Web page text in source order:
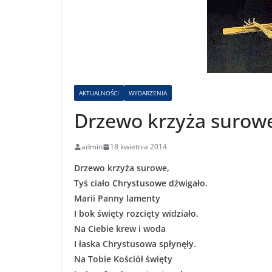
AKTUALNOŚCI WYDARZENIA
Drzewo krzyża
admin 18 kwietnia 2014
Drzewo krzyża surowe,
Tyś ciało Chrystusowe dźwigało.
Marii Panny lamenty
I bok święty rozcięty widziało.
Na Ciebie krew i woda
I łaska Chrystusowa spłynęły.
Na Tobie Kościół święty